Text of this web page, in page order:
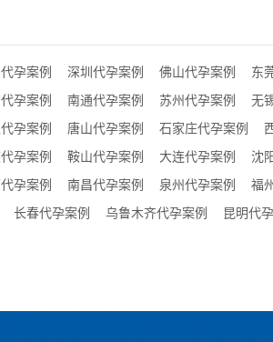
孕案例 深圳代孕案例 佛山代孕案例
东
孕案例 南通代孕案例 苏州代孕案例
无
孕案例 唐山代孕案例 石家庄代孕案例
孕案例 鞍山代孕案例 大连代孕案例
沈
孕案例 南昌代孕案例 泉州代孕案例
福
长春代孕案例 乌鲁木齐代孕案例
昆明代